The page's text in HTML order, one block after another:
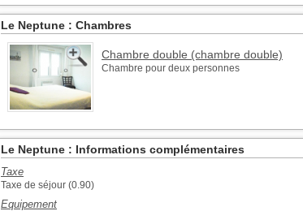
Le Neptune : Chambres
Chambre double (chambre double)
Chambre pour deux personnes
Le Neptune : Informations complémentaires
Taxe
Taxe de séjour (0.90)
Equipement